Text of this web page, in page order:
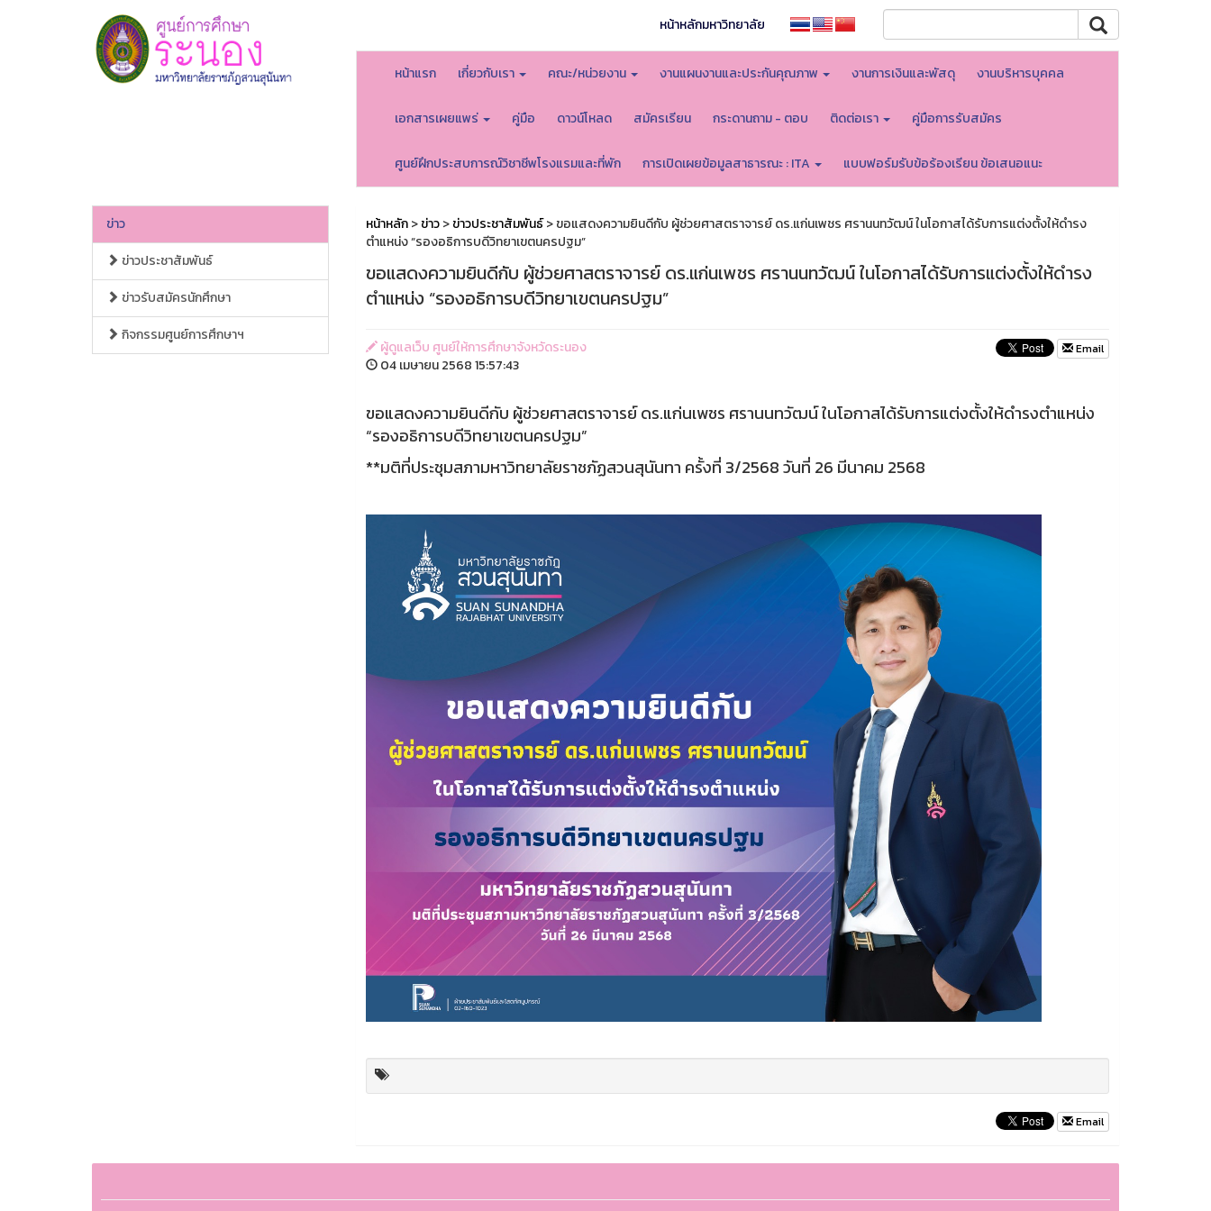
หน้าหลักมหาวิทยาลัย
หน้าแรก เกี่ยวกับเรา คณะ/หน่วยงาน งานแผนงานและประกันคุณภาพ งานการเงินและพัสดุ งานบริหารบุคคล
เอกสารเผยแพร่ คู่มือ ดาวน์โหลด สมัครเรียน กระดานถาม - ตอบ ติดต่อเรา คู่มือการรับสมัคร
ศูนย์ฝึกประสบการณ์วิชาชีพโรงแรมและที่พัก การเปิดเผยข้อมูลสาธารณะ : ITA แบบฟอร์มรับข้อร้องเรียน ข้อเสนอแนะ
ข่าว
ข่าวประชาสัมพันธ์
ข่าวรับสมัครนักศึกษา
กิจกรรมศูนย์การศึกษาฯ
หน้าหลัก>ข่าว>ข่าวประชาสัมพันธ์> ขอแสดงความยินดีกับ ผู้ช่วยศาสตราจารย์ ดร.แก่นเพชร ศรานนทวัฒน์ ในโอกาสได้รับการแต่งตั้งให้ดำรง
ตำแหน่ง “รองอธิการบดีวิทยาเขตนครปฐม”
ขอแสดงความยินดีกับ ผู้ช่วยศาสตราจารย์ ดร.แก่นเพชร ศรานนทวัฒน์ ในโอกาสได้รับการแต่งตั้งให้ดำรง
ตำแหน่ง “รองอธิการบดีวิทยาเขตนครปฐม”
ผู้ดูแลเว็บ ศูนย์ให้การศึกษาจังหวัดระนอง
04 เมษายน 2568 15:57:43
Email
ขอแสดงความยินดีกับ ผู้ช่วยศาสตราจารย์ ดร.แก่นเพชร ศรานนทวัฒน์ ในโอกาสได้รับการแต่งตั้งให้ดำรงตำแหน่ง
“รองอธิการบดีวิทยาเขตนครปฐม”
**มติที่ประชุมสภามหาวิทยาลัยราชภัฏสวนสุนันทา ครั้งที่ 3/2568 วันที่ 26 มีนาคม 2568
Email